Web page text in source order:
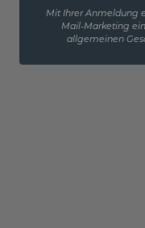
Mit Ihrer Anmeldung
Mail-Marketing
allgemeinen